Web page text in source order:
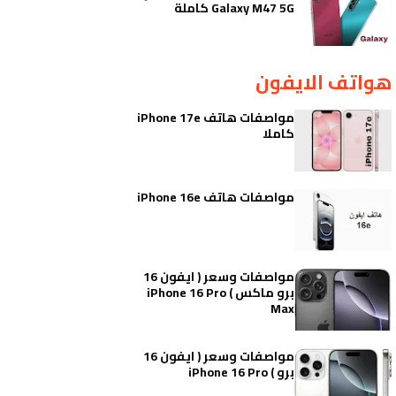
Galaxy M47 5G كاملة
هواتف الايفون
مواصفات هاتف iPhone 17e
كاملا
مواصفات هاتف iPhone 16e
مواصفات وسعر ( ايفون 16
برو ماكس ) iPhone 16 Pro
Max
مواصفات وسعر ( ايفون 16
برو ) iPhone 16 Pro